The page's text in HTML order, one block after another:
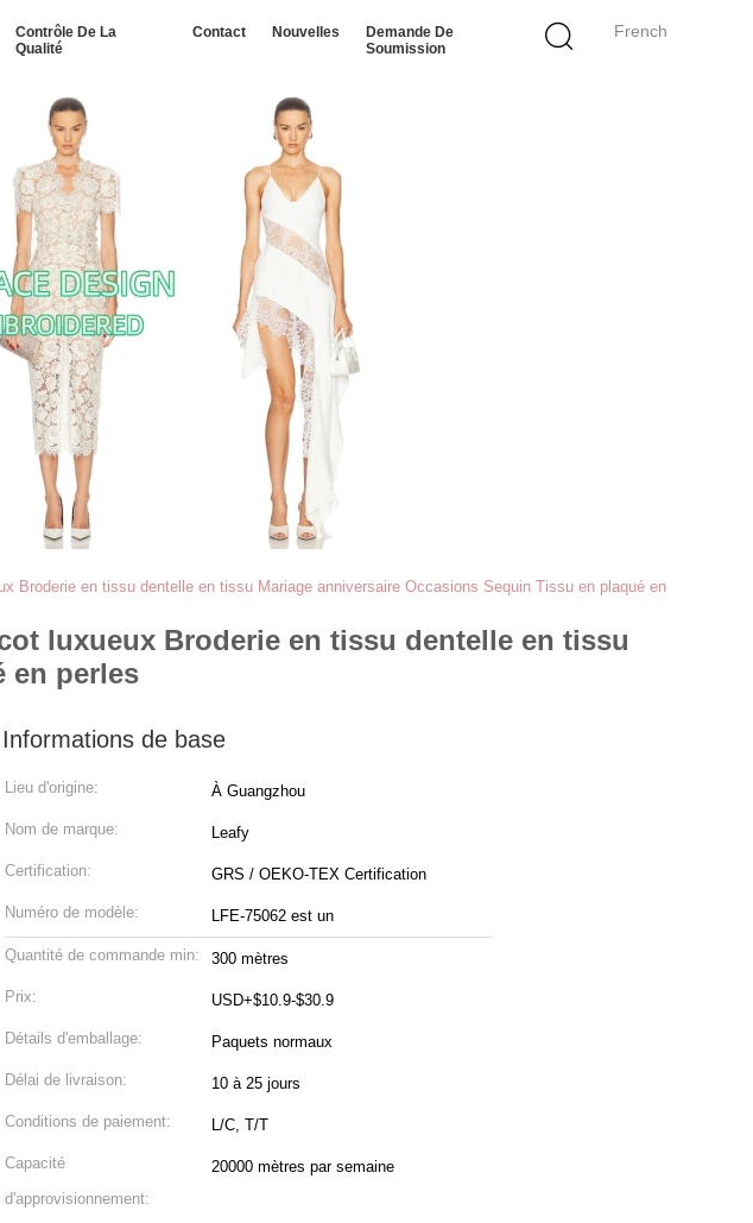
French
Contrôle De La
Qualité
Contact Nouvelles
Demande De
Soumission
Broderie en tissu dentelle en tissu Mariage anniversaire Occasions Sequin Tissu en plaqué en
luxueux Broderie en tissu dentelle en tissu
en perles
Informations de base
Lieu d'origine: À Guangzhou
Nom de marque: Leafy
Certification: GRS / OEKO-TEX Certification
Numéro de modèle: LFE-75062 est un
Quantité de commande min: 300 mètres
Prix: USD+$10.9-$30.9
Détails d'emballage: Paquets normaux
Délai de livraison: 10 à 25 jours
Conditions de paiement: L/C, T/T
Capacité
d'approvisionnement:
20000 mètres par semaine